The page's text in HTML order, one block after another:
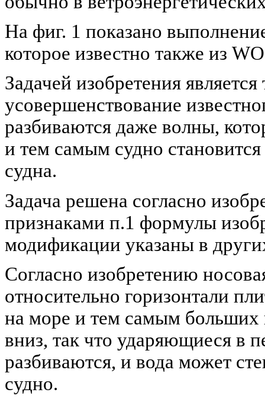
На фиг. 1 показано
которое известно также из
Задачей изобретения
усовершенствование
разбиваются даже волны,
и тем самым судно
судна.
Задача решена согласно
признаками п.1 формулы
модификации указаны в
Согласно изобретению
относительно горизонтали
на море и тем самым больших
вниз, так что ударяющиеся в
разбиваются, и вода может
судно.